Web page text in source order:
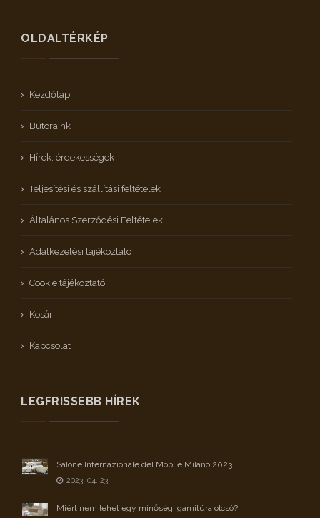
OLDALTÉRKÉP
Kezdőlap
Bútoraink
Hírek, érdekességek
Teljesítési és szállítási feltételek
Általános Szerződési Feltételek
Adatkezelési tájékoztató
Cookie tájékoztató
Kosár
Kapcsolat
LEGFRISSEBB HÍREK
Salone Internazionale del Mobile Milano 2023
2023. 04. 23.
Miért nem lehet egy minőségi garnitúra olcsó?